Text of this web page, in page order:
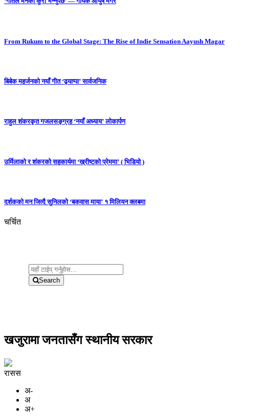
From Rukum to the Global Stage: The Rise of Indie Sensation Aayush Magar
बिबेक महर्जनको नयाँ गीत ‘ढ्याप्पा’ सार्वजनिक
राहुल शंकरकृत गजलसङ्ग्रह ‘नयाँ अध्याय’ लोकार्पण
उर्मिलाको र शंकरको सहकार्यमा ‘ख्रीष्टको प्रेममा’ ( भिडियो )
दर्शकको मन जित्दै सुनिलको ‘बकवास माया’ १ मिलियन क्लबमा
चर्चित
Search
खजुरामा जनतासँग स्थानीय सरकार
रासस
अ-
अ
अ+